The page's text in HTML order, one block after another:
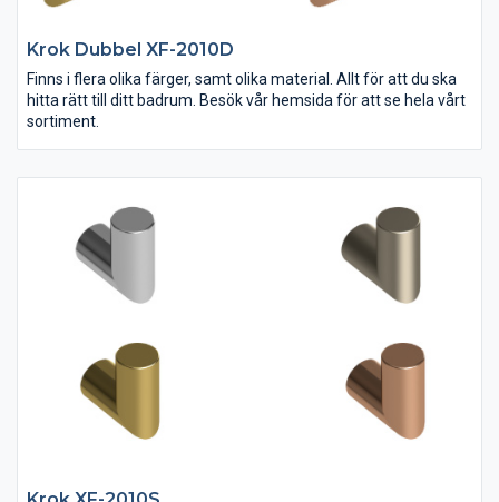
Krok Dubbel XF-2010D
Finns i flera olika färger, samt olika material. Allt för att du ska
hitta rätt till ditt badrum. Besök vår hemsida för att se hela vårt
sortiment.